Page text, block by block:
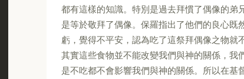
都有這樣的知識。特別是過去拜慣了偶像的
是等於敬拜了偶像。保羅指出了他們的良心
虧，覺得不平安，認為吃了這祭拜偶像之物就
其實這些食物並不能改變我們與神的關係，
是不吃都不會影響我們與神的關係。所以在